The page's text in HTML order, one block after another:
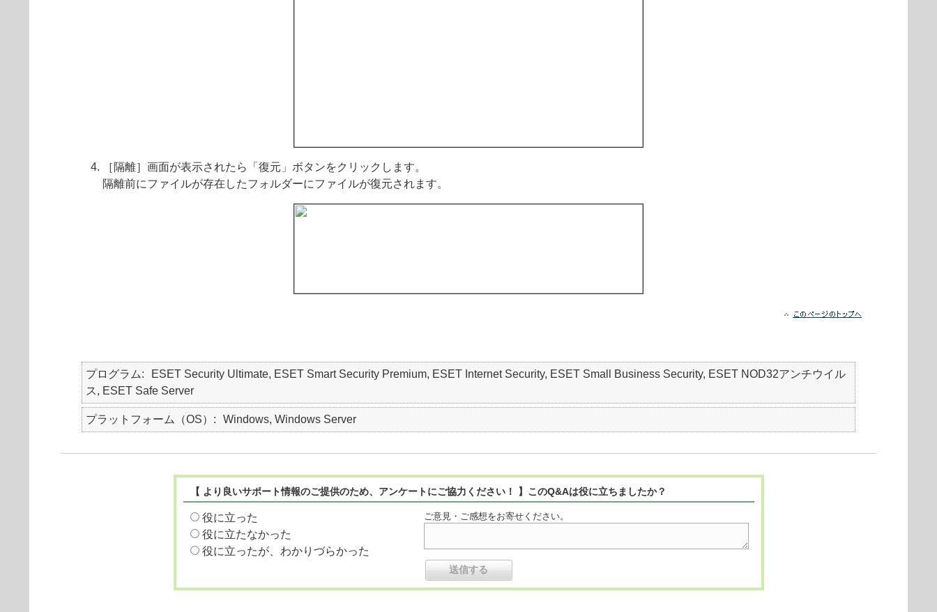
［隔離］画面が表示されたら「復元」ボタンをクリックします。
隔離前にファイルが存在したフォルダーにファイルが復元されます。
プログラム
ESET Security Ultimate, ESET Smart Security Premium, ESET Internet Security, ESET Small Business Security, ESET NOD32アンチウイル
ス, ESET Safe Server
プラットフォーム（OS） Windows, Windows Server
【 より良いサポート情報のご提供のため、アンケートにご協力ください！ 】このQ&Aは役に立ちましたか？
役に立った
役に立たなかった
役に立ったが、わかりづらかった
ご意見・ご感想をお寄せください。